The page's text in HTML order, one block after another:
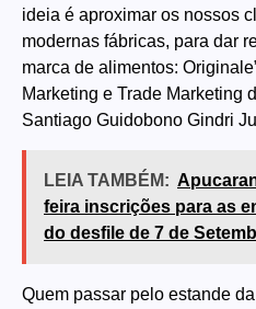
ideia é aproximar os nossos
modernas fábricas, para dar
marca de alimentos:
Marketing e Trade Marketing
Santiago Guidobono Gindri
LEIA TAMBÉM:
feira inscrições para as
do desfile de 7 de
Quem passar pelo estande